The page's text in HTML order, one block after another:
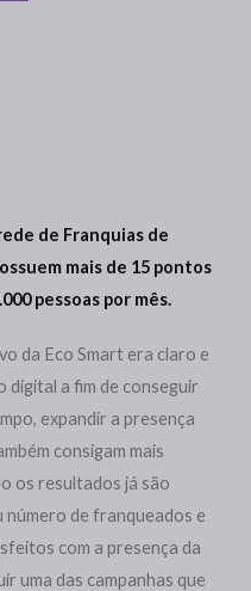
de Franquias de
mais de 15 pontos
pessoas por mês.
da Eco Smart era claro e
digital a fim de conseguir
expandir a presença
consigam mais
os resultados já são
número de franqueados e
com a presença da
uma das campanhas que